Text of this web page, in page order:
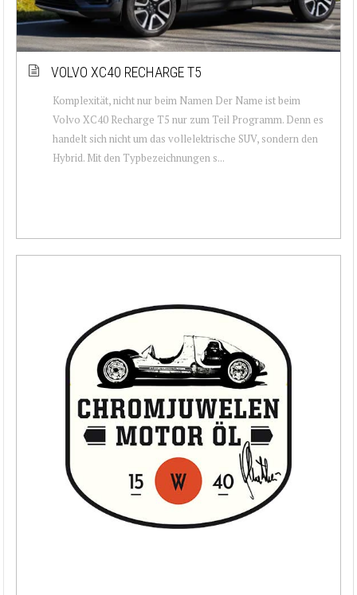
VOLVO XC40 RECHARGE T5
Komplexität, nicht nur beim Namen Der Name ist beim
Volvo XC40 Recharge T5 nur zum Teil Programm. Denn es
handelt sich nicht um das vollelektrische SUV, sondern den
Hybrid. Mit den Typbezeichnungen s...